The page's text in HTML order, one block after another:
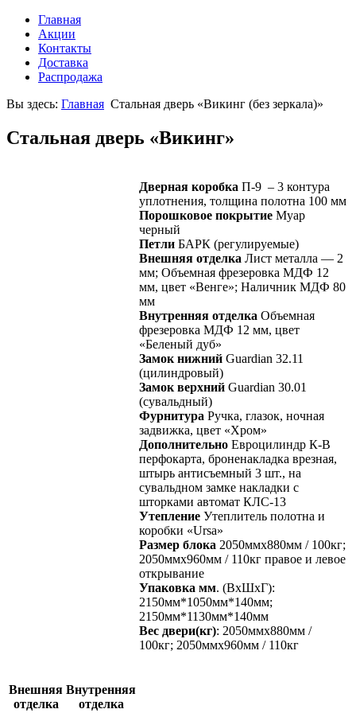
Главная
Акции
Контакты
Доставка
Распродажа
Вы здесь: Главная Стальная дверь «Викинг (без зеркала)»
Стальная дверь «Викинг»
Дверная коробка П-9 – 3 контура
уплотнения, толщина полотна 100 мм
Порошковое покрытие Муар
черный
Петли БАРК (регулируемые)
Внешняя отделка Лист металла — 2
мм; Объемная фрезеровка МДФ 12
мм, цвет «Венге»; Наличник МДФ 80
мм
Внутренняя отделка Объемная
фрезеровка МДФ 12 мм, цвет
«Беленый дуб»
Замок нижний Guardian 32.11
(цилиндровый)
Замок верхний Guardian 30.01
(сувальдный)
Фурнитура Ручка, глазок, ночная
задвижка, цвет «Хром»
Дополнительно Евроцилиндр К-В
перфокарта, броненакладка врезная,
штырь антисъемный 3 шт., на
сувальдном замке накладки с
шторками автомат КЛС-13
Утепление Утеплитель полотна и
коробки «Ursa»
Размер блока 2050ммх880мм / 100кг;
2050ммх960мм / 110кг правое и левое
открывание
Упаковка мм. (ВхШхГ):
2150мм*1050мм*140мм;
2150мм*1130мм*140мм
Вес двери(кг): 2050ммх880мм /
100кг; 2050ммх960мм / 110кг
Внешняя
отделка
Внутренняя
отделка